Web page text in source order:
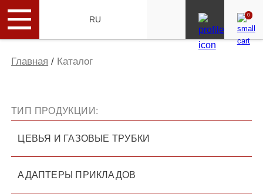
RU
ENG 0
Главная / Каталог
ТИП ПРОДУКЦИИ:
ЦЕВЬЯ И ГАЗОВЫЕ ТРУБКИ
АДАПТЕРЫ ПРИКЛАДОВ